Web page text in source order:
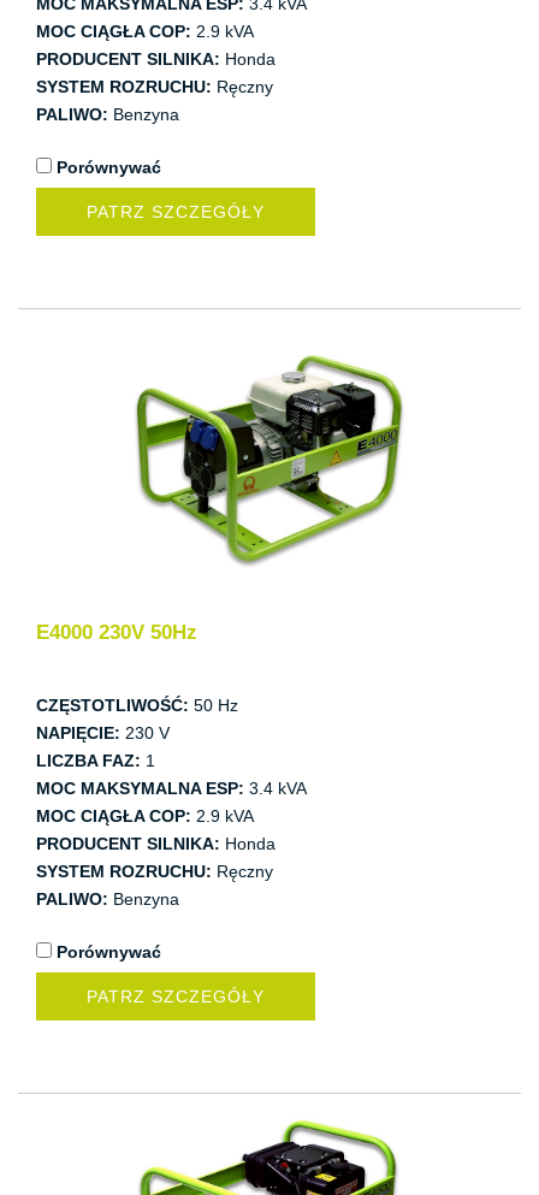
MOC CIĄGŁA COP: 2.9 kVA
PRODUCENT SILNIKA: Honda
SYSTEM ROZRUCHU: Ręczny
PALIWO: Benzyna
Porównywać
PATRZ SZCZEGÓŁY
E4000 230V 50Hz
CZĘSTOTLIWOŚĆ: 50 Hz
NAPIĘCIE: 230 V
LICZBA FAZ: 1
MOC MAKSYMALNA ESP: 3.4 kVA
MOC CIĄGŁA COP: 2.9 kVA
PRODUCENT SILNIKA: Honda
SYSTEM ROZRUCHU: Ręczny
PALIWO: Benzyna
Porównywać
PATRZ SZCZEGÓŁY